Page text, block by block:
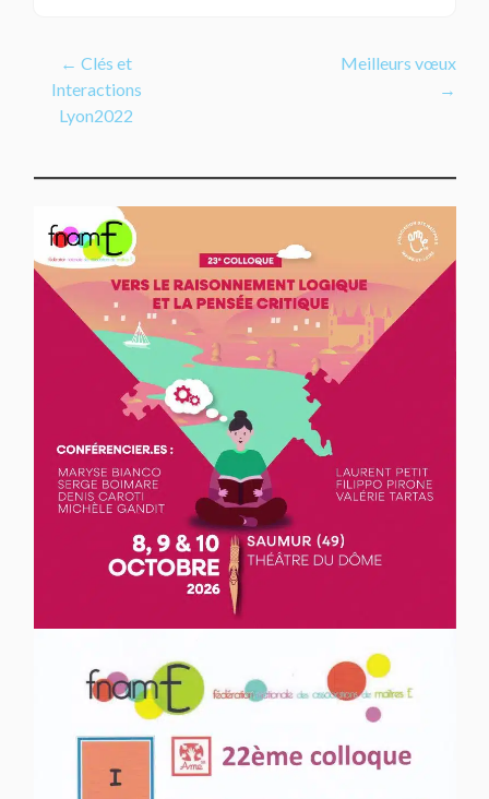
Navigation
de
← Clés et
Interactions
Lyon2022
Meilleurs vœux
→